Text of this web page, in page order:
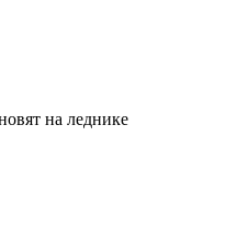
на леднике